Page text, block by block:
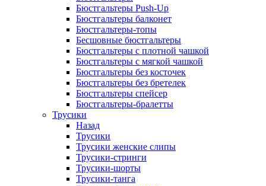
Бюстгальтеры Push-Up
Бюстгальтеры балконет
Бюстгальтеры-топы
Бесшовные бюстгальтеры
Бюстгальтеры с плотной чашкой
Бюстгальтеры с мягкой чашкой
Бюстгальтеры без косточек
Бюстгальтеры без бретелек
Бюстгальтеры спейсер
Бюстгальтеры-бралетты
Трусики
Назад
Трусики
Трусики женские слипы
Трусики-стринги
Трусики-шорты
Трусики-танга